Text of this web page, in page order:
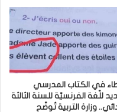
في الكتاب المدرسي
للّغة الفرنسيّة للسنة الثالثة
وزارة التربية تُوضّح